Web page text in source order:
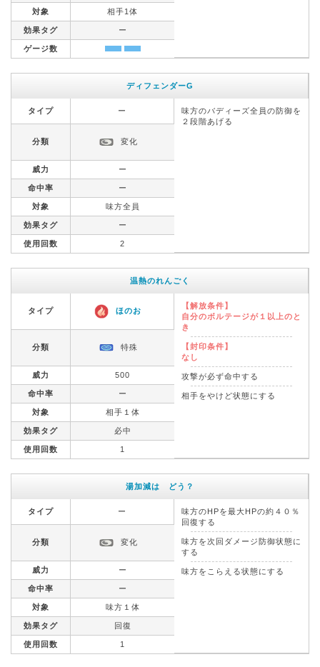
対象 相手1体
効果タグ ー
ゲージ数
ディフェンダーG
タイプ ー
味方のバディーズ全員の防御を
２段階あげる
分類 変化
威力 ー
命中率 ー
対象 味方全員
効果タグ ー
使用回数 2
温熱のれんごく
タイプ ほのお
【解放条件】
自分のボルテージが１以上のと
き
【封印条件】
なし
攻撃が必ず命中する
相手をやけど状態にする
分類 特殊
威力 500
命中率 ー
対象 相手１体
効果タグ 必中
使用回数 1
湯加減は どう？
タイプ ー
味方のHPを最大HPの約４０％
回復する
味方を次回ダメージ防御状態に
する
味方をこらえる状態にする
分類 変化
威力 ー
命中率 ー
対象 味方１体
効果タグ 回復
使用回数 1